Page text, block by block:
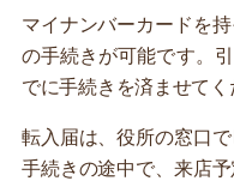
マイナンバーカードを
の手続きが可能です。
でに手続きを済ませてく
転入届は、役所の窓口
手続きの途中で、来店